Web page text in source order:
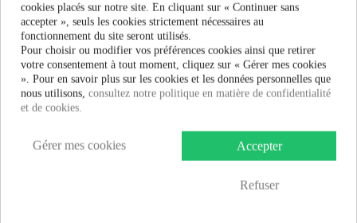
Couleur:
AJOUTER AU PANIER
cookies placés sur notre site. En cliquant sur « Continuer sans
accepter », seuls les cookies strictement nécessaires au
fonctionnement du site seront utilisés.
Pour choisir ou modifier vos préférences cookies ainsi que retirer
votre consentement à tout moment, cliquez sur « Gérer mes cookies
». Pour en savoir plus sur les cookies et les données personnelles que
nous utilisons, consultez notre politique en matière de confidentialité
et de cookies.
Accepter
Refuser
Gérer mes cookies